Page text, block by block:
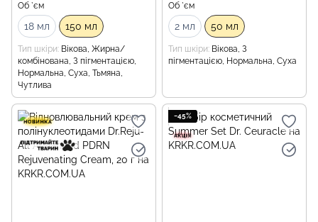
Об `єм
18 мл 150 мл
Тип шкіри Вікова, Жирна/
комбінована, З пігментацією,
Нормальна, Суха, Тьмяна,
Чутлива
Об `єм
2 мл 50 мл
Тип шкіри Вікова, З
пігментацією, Нормальна, Суха
−45%